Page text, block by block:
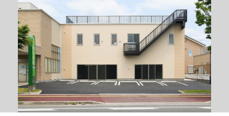
開業スタイル
開業スタイル TOP
医療モール開業
継承開業（医院継承）
物件検索
コンサルタント
開業支援事例